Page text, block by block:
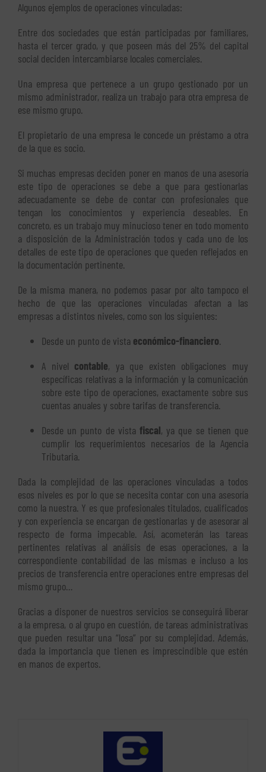
Algunos ejemplos de operaciones vinculadas:
Entre dos sociedades que están participadas por familiares,
hasta el tercer grado, y que poseen más del 25% del capital
social deciden intercambiarse locales comerciales.
Una empresa que pertenece a un grupo gestionado por un
mismo administrador, realiza un trabajo para otra empresa de
ese mismo grupo.
El propietario de una empresa le concede un préstamo a otra
de la que es socio.
Si muchas empresas deciden poner en manos de una asesoría
este tipo de operaciones se debe a que para gestionarlas
adecuadamente se debe de contar con profesionales que
tengan los conocimientos y experiencia deseables. En
concreto, es un trabajo muy minucioso tener en todo momento
a disposición de la Administración todos y cada uno de los
detalles de este tipo de operaciones que queden reflejados en
la documentación pertinente.
De la misma manera, no podemos pasar por alto tampoco el
hecho de que las operaciones vinculadas afectan a las
empresas a distintos niveles, como son los siguientes:
Desde un punto de vista económico-financiero.
A nivel contable, ya que existen obligaciones muy
específicas relativas a la información y la comunicación
sobre este tipo de operaciones, exactamente sobre sus
cuentas anuales y sobre tarifas de transferencia.
Desde un punto de vista fiscal, ya que se tienen que
cumplir los requerimientos necesarios de la Agencia
Tributaria.
Dada la complejidad de las operaciones vinculadas a todos
esos niveles es por lo que se necesita contar con una asesoría
como la nuestra. Y es que profesionales titulados, cualificados
y con experiencia se encargan de gestionarlas y de asesorar al
respecto de forma impecable. Así, acometerán las tareas
pertinentes relativas al análisis de esas operaciones, a la
correspondiente contabilidad de las mismas e incluso a los
precios de transferencia entre operaciones entre empresas del
mismo grupo…
Gracias a disponer de nuestros servicios se conseguirá liberar
a la empresa, o al grupo en cuestión, de tareas administrativas
que pueden resultar una “losa” por su complejidad. Además,
dada la importancia que tienen es imprescindible que estén
en manos de expertos.